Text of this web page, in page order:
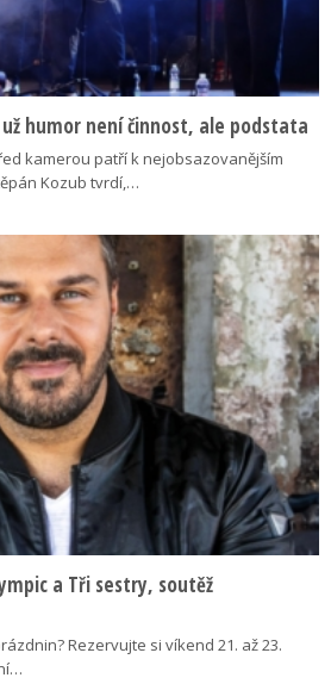
už humor není činnost, ale podstata
kamerou patří k nejobsazovanějším
Kozub tvrdí,…
a Tři sestry, soutěž
Rezervujte si víkend 21. až 23.